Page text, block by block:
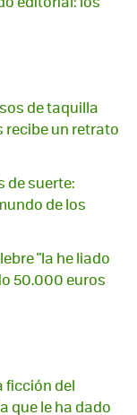
de taquilla
recibe un retrato
de suerte:
de los
"la he liado
50.000 euros
ficción del
que le ha dado